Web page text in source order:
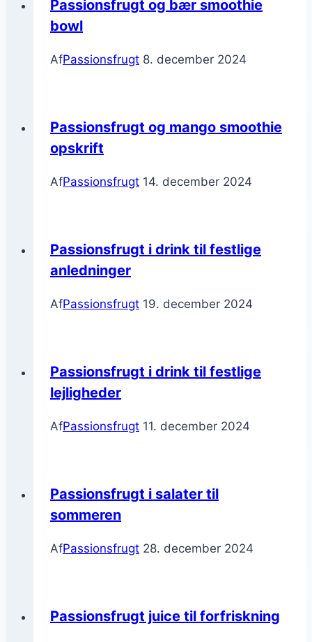
Passionsfrugt og bær smoothie
bowl
AfPassionsfrugt 8. december 2024
Passionsfrugt og mango smoothie
opskrift
AfPassionsfrugt 14. december 2024
Passionsfrugt i drink til festlige
anledninger
AfPassionsfrugt 19. december 2024
Passionsfrugt i drink til festlige
lejligheder
AfPassionsfrugt 11. december 2024
Passionsfrugt i salater til
sommeren
AfPassionsfrugt 28. december 2024
Passionsfrugt juice til forfriskning